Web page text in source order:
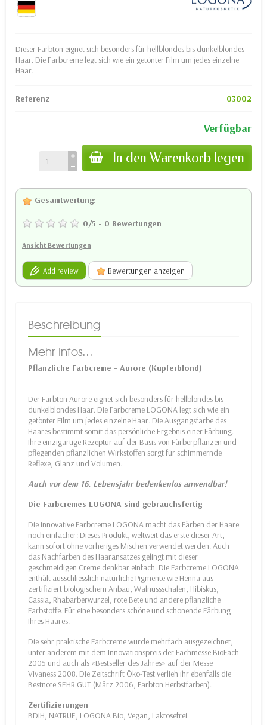
Dieser Farbton eignet sich besonders für hellblondes bis dunkelblondes
Haar. Die Farbcreme legt sich wie ein getönter Film um jedes einzelne
Haar.
Referenz 03002
Verfügbar
In den Warenkorb legen
Gesamtwertung:
0/5 - 0 Bewertungen
Ansicht Bewertungen
Add review Bewertungen anzeigen
Beschreibung
Mehr Infos...
Pflanzliche Farbcreme - Aurore (Kupferblond)
Der Farbton Aurore eignet sich besonders für hellblondes bis
dunkelblondes Haar. Die Farbcreme LOGONA legt sich wie ein
getönter Film um jedes einzelne Haar. Die Ausgangsfarbe des
Haares bestimmt somit das persönliche Ergebnis einer Färbung.
Ihre einzigartige Rezeptur auf der Basis von Färberpflanzen und
pflegenden pflanzlichen Wirkstoffen sorgt für schimmernde
Reflexe, Glanz und Volumen.
Auch vor dem 16. Lebensjahr bedenkenlos anwendbar!
Die Farbcremes LOGONA sind gebrauchsfertig
Die innovative Farbcreme LOGONA macht das Färben der Haare
noch einfacher: Dieses Produkt, weltweit das erste dieser Art,
kann sofort ohne vorheriges Mischen verwendet werden. Auch
das Nachfärben des Haaransatzes gelingt mit dieser
geschmeidigen Creme denkbar einfach. Die Farbcreme LOGONA
enthält ausschliesslich natürliche Pigmente wie Henna aus
zertifiziert biologischem Anbau, Walnussschalen, Hibiskus,
Cassia, Rhabarberwurzel, rote Bete und andere pflanzliche
Farbstoffe. Für eine besonders schöne und schonende Färbung
Ihres Haares.
Die sehr praktische Farbcreme wurde mehrfach ausgezeichnet,
unter anderem mit dem Innovationspreis der Fachmesse BioFach
2005 und auch als «Bestseller des Jahres» auf der Messe
Vivaness 2008. Die Zeitschrift Öko-Test verlieh ihr ebenfalls die
Bestnote SEHR GUT (März 2006, Farbton Herbstfarben).
Zertifizierungen
BDIH, NATRUE, LOGONA Bio, Vegan, Laktosefrei